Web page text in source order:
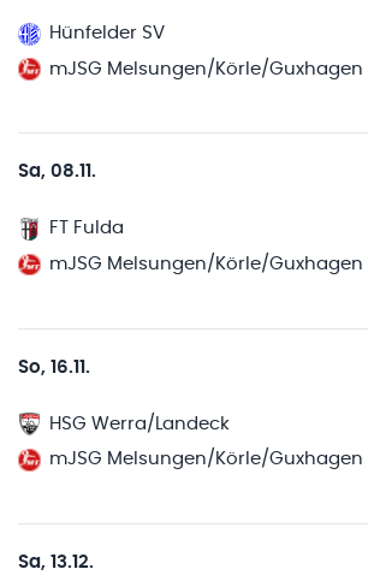
Hünfelder SV
mJSG Melsungen/Körle/Guxhagen II
Sa, 08.11.
FT Fulda
mJSG Melsungen/Körle/Guxhagen II
So, 16.11.
HSG Werra/Landeck
mJSG Melsungen/Körle/Guxhagen II
Sa, 13.12.